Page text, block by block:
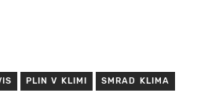
PLIN V KLIMI SMRAD KLIMA